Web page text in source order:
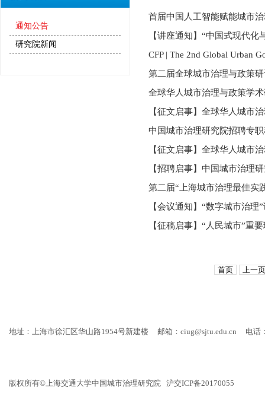
通知公告
研究院新闻
首届中国人工智能赋能城市
【讲座通知】“中国式现代
CFP | The 2nd Global Urban
第二届全球城市治理与政策
全球华人城市治理与政策学
【征文启事】全球华人城市
中国城市治理研究院招聘专
【征文启事】全球华人城市
【招聘启事】中国城市治理
第二届“上海城市治理最佳实
【会议通知】“数字城市治理
【征稿启事】“人民城市”重
首页 上一页
地址：上海市徐汇区华山路1954号新建楼 邮箱：ciug@sjtu.edu.cn 电话
版权所有©上海交通大学中国城市治理研究院 沪交ICP备20170055